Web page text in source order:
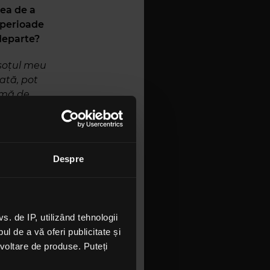
Despre
de IP, utilizând tehnologii
de a vă oferi publicitate și
de produse. Puteți
de a
meu
pot
de
să
prin